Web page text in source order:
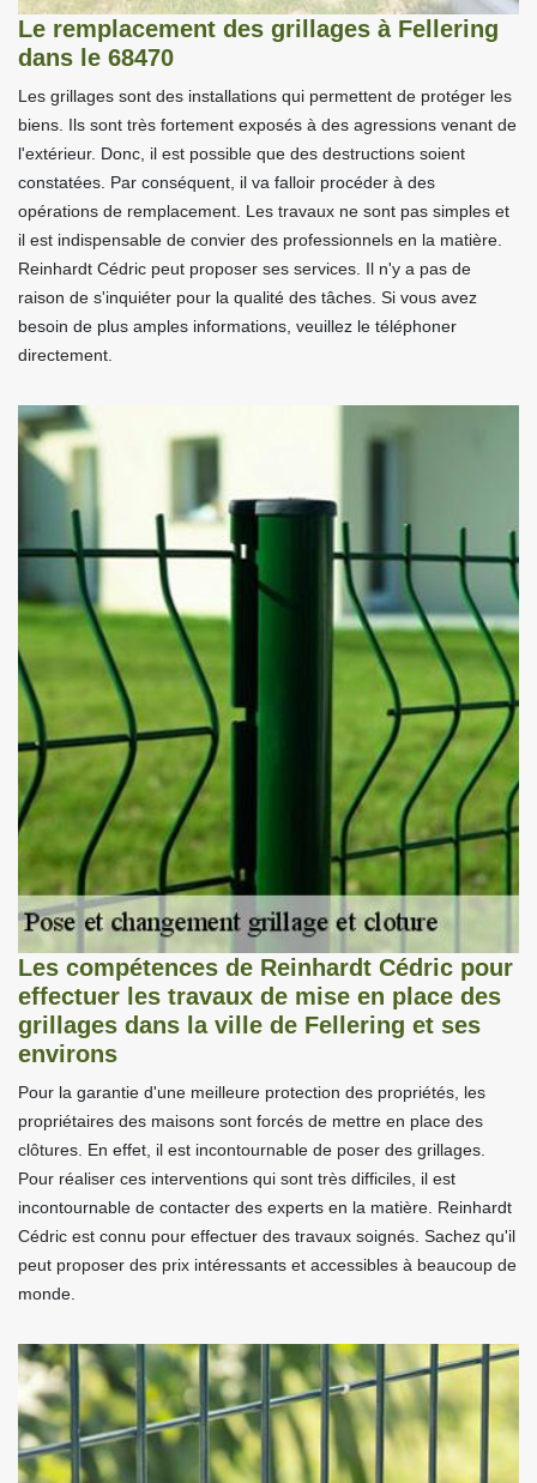
Le remplacement des grillages à Fellering
dans le 68470
Les grillages sont des installations qui permettent de protéger les
biens. Ils sont très fortement exposés à des agressions venant de
l'extérieur. Donc, il est possible que des destructions soient
constatées. Par conséquent, il va falloir procéder à des
opérations de remplacement. Les travaux ne sont pas simples et
il est indispensable de convier des professionnels en la matière.
Reinhardt Cédric peut proposer ses services. Il n'y a pas de
raison de s'inquiéter pour la qualité des tâches. Si vous avez
besoin de plus amples informations, veuillez le téléphoner
directement.
Les compétences de Reinhardt Cédric pour
effectuer les travaux de mise en place des
grillages dans la ville de Fellering et ses
environs
Pour la garantie d'une meilleure protection des propriétés, les
propriétaires des maisons sont forcés de mettre en place des
clôtures. En effet, il est incontournable de poser des grillages.
Pour réaliser ces interventions qui sont très difficiles, il est
incontournable de contacter des experts en la matière. Reinhardt
Cédric est connu pour effectuer des travaux soignés. Sachez qu'il
peut proposer des prix intéressants et accessibles à beaucoup de
monde.